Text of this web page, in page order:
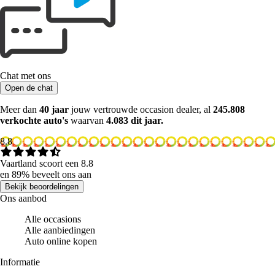
Chat met ons
Open de chat
Meer dan 40 jaar jouw vertrouwde occasion dealer, al 245.808
verkochte auto's waarvan 4.083 dit jaar.
8.8
Vaartland scoort een 8.8
en 89% beveelt ons aan
Bekijk beoordelingen
Ons aanbod
Alle occasions
Alle aanbiedingen
Auto online kopen
Informatie